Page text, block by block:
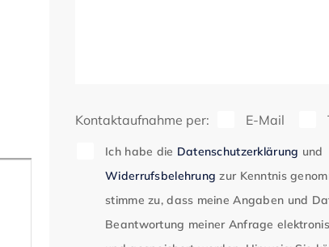
Kontaktaufnahme per: E-Mail
Ich habe die Datenschutzerklärung und
Widerrufsbelehrung zur Kenntnis
stimme zu, dass meine Angaben und
Beantwortung meiner Anfrage